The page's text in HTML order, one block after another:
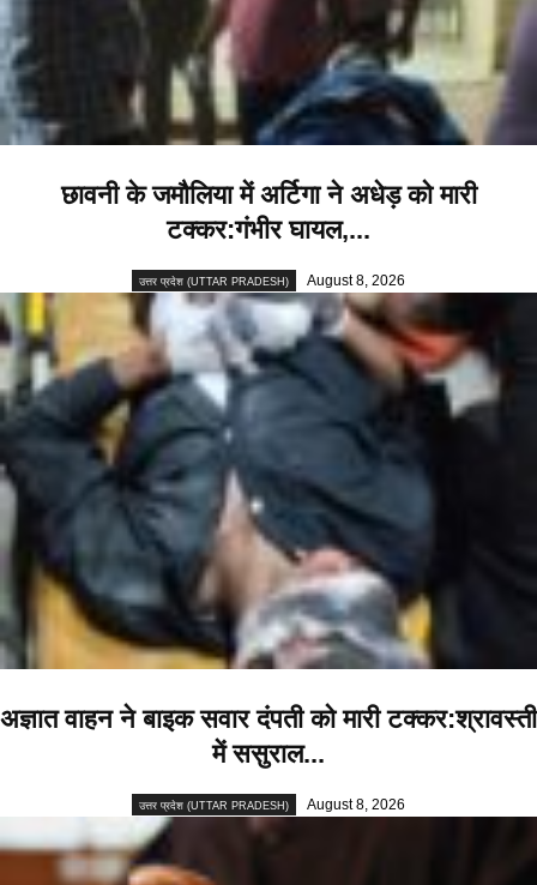
छावनी के जमौलिया में अर्टिगा ने अधेड़ को मारी
टक्कर:गंभीर घायल,...
उत्तर प्रदेश (UTTAR PRADESH) August 8, 2026
अज्ञात वाहन ने बाइक सवार दंपती को मारी टक्कर:श्रावस्ती
में ससुराल...
उत्तर प्रदेश (UTTAR PRADESH) August 8, 2026